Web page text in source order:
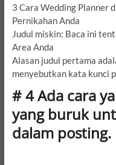
3 Cara Wedding Planner
Pernikahan Anda
Judul miskin: Baca ini
Area Anda
Alasan judul pertama
menyebutkan kata kunci
# 4 Ada cara
yang buruk
dalam posting.